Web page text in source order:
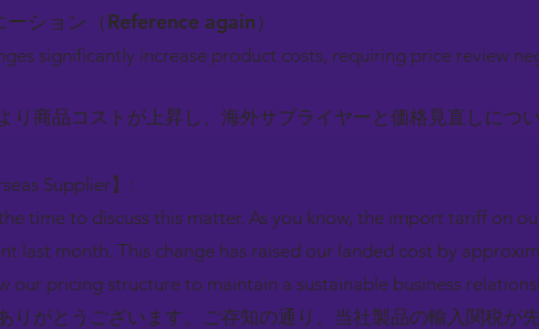
ション（Reference again）
significantly increase product costs, requiring price review
り商品コストが上昇し、海外サプライヤーと価格見直しにつ
Supplier】:
time to discuss this matter. As you know, the import tariff on
last month. This change has raised our landed cost by
our pricing structure to maintain a sustainable business
りがとうございます。ご存知の通り、当社製品の輸入関税が